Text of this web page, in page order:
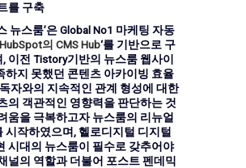
를 구축
뉴스룸’은 Global No1 마케팅 자동
의 CMS Hub‘를 기반으로 구
이전 Tistory기반의 뉴스룸 웹사이
하지 못했던 콘텐츠 아카이빙 효율
자와의 지속적인 관계 형성에 대한
의 객관적인 영향력을 판단하는 것
움을 극복하고자 뉴스룸의 리뉴얼
시작하였으며, 헬로디지털 디지털
시대의 뉴스룸이 필수로 갖추어야
널의 역할과 더불어 포스트 펜데믹